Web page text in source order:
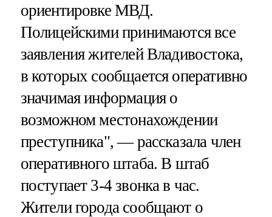
ориентировке МВД.
Полицейскими принимаются все
заявления жителей Владивостока,
в которых сообщается оперативно
значимая информация о
возможном местонахождении
преступника", — рассказала член
оперативного штаба. В штаб
поступает 3-4 звонка в час.
Жители города сообщают о